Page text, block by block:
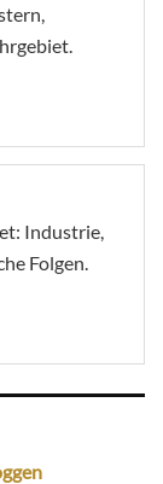
Industrie,
Folgen.